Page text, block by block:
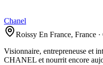
Chanel
Roissy En France, France ·
Visionnaire, entrepreneuse et
CHANEL et nourrit encore